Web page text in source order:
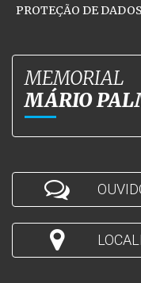
PROTEÇÃO DE
MEMORIAL
MÁRIO